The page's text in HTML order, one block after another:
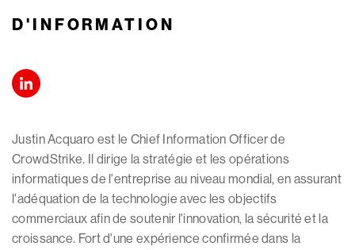
D'INFORMATION
Justin Acquaro est le Chief Information Officer de
CrowdStrike. Il dirige la stratégie et les opérations
informatiques de l'entreprise au niveau mondial, en assurant
l'adéquation de la technologie avec les objectifs
commerciaux afin de soutenir l'innovation, la sécurité et la
croissance. Fort d'une expérience confirmée dans la